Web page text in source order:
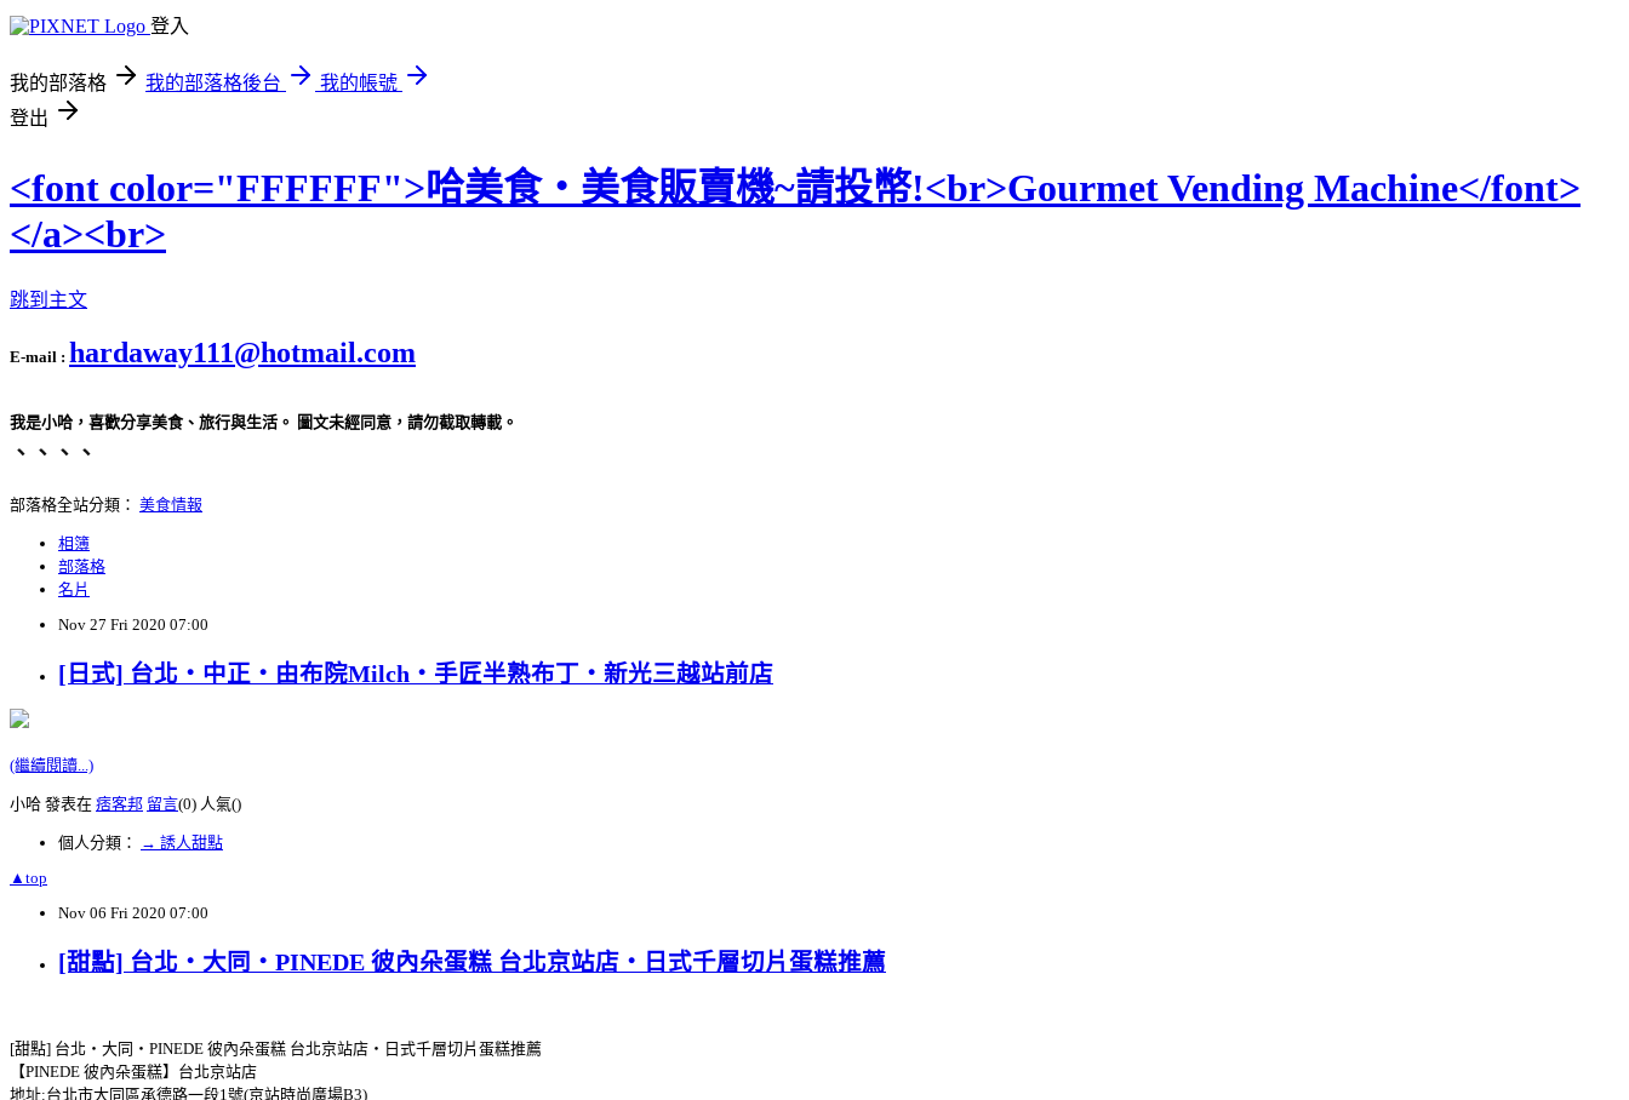
登入
我的部落格 我的部落格後台
我的帳號
登出
<font color="FFFFFF">哈美食‧美食販賣機~請投幣!<br>Gourmet Vending Machine</font>
</a><br>
跳到主文
E-mail : hardaway111@hotmail.com
我是小哈，喜歡分享美食、旅行與生活。 圖文未經同意，請勿截取轉載。
、、、、
部落格全站分類： 美食情報
相簿
部落格
名片
Nov 27 Fri 2020 07:00
[日式] 台北‧中正‧由布院Milch‧手匠半熟布丁‧新光三越站前店
(繼續閱讀...)
小哈 發表在 痞客邦 留言(0) 人氣()
個人分類：
→ 誘人甜點
▲top
Nov 06 Fri 2020 07:00
[甜點] 台北‧大同‧PINEDE 彼內朵蛋糕 台北京站店‧日式千層切片蛋糕推薦
[甜點] 台北‧大同‧PINEDE 彼內朵蛋糕 台北京站店‧日式千層切片蛋糕推薦
【PINEDE 彼內朵蛋糕】台北京站店
地址:台北市大同區承德路一段1號(京站時尚廣場B3)